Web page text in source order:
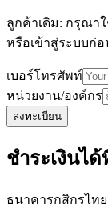
ลูกค้าเดิม: กรุณา
หรือเข้าสู่ระบบก่อ
เบอร์โทรศัพท์
หน่วยงาน/องค์กร
ลงทะเบียน
ชำระเงินได้
ธนาคารกสิกรไท